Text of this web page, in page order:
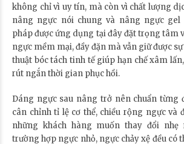
không chỉ vì uy tín, mà còn vì chất lượng
nâng ngực nói chung và nâng ngực gel
pháp được ứng dụng tại đây đặt trọng tâm
ngực mềm mại, đầy đặn mà vẫn giữ được
thuật bóc tách tinh tế giúp hạn chế xâm
rút ngắn thời gian phục hồi.
Dáng ngực sau nâng trở nên chuẩn từng
cân chỉnh tỉ lệ cơ thể, chiều rộng ngực và
những khách hàng muốn thay đổi nhẹ
trường hợp ngực nhỏ, ngực chảy xệ đều có